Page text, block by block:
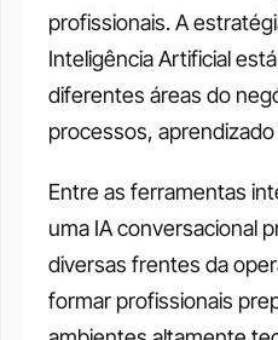
profissionais. A
Inteligência Artificial
diferentes áreas do
processos,
Entre as ferramentas
uma IA conversacional
diversas frentes da
formar profissionais